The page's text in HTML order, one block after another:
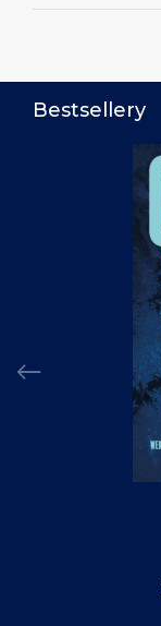
Bestsellery